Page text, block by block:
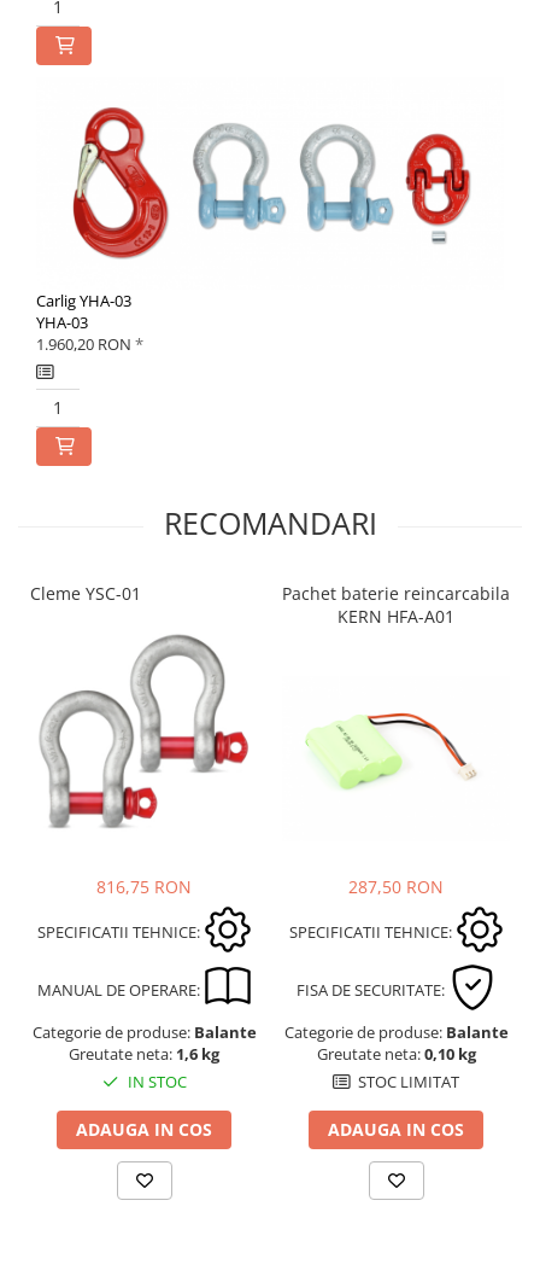
Carlig YHA-03
YHA-03
1.960,20 RON *
RECOMANDARI
Cleme YSC-01
816,75 RON
SPECIFICATII TEHNICE:
MANUAL DE OPERARE:
Categorie de produse: Balante
Greutate neta: 1,6 kg
IN STOC
ADAUGA IN COS
Pachet baterie reincarcabila
KERN HFA-A01
287,50 RON
SPECIFICATII TEHNICE:
FISA DE SECURITATE:
Categorie de produse: Balante
Greutate neta:0,10 kg
STOC LIMITAT
ADAUGA IN COS